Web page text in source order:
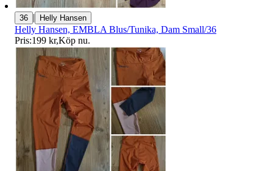
36 | Helly Hansen
Helly Hansen, EMBLA Blus/Tunika, Dam Small/36
Pris:199 kr,Köp nu.